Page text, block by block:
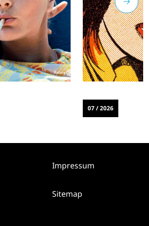
07 / 2026
Impressum
Sitemap